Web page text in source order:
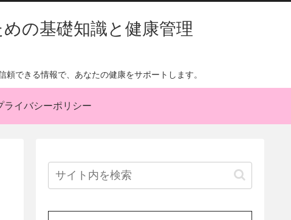
の基礎知識と健康管理
できる情報で、あなたの健康をサポートします。
ライバシーポリシー